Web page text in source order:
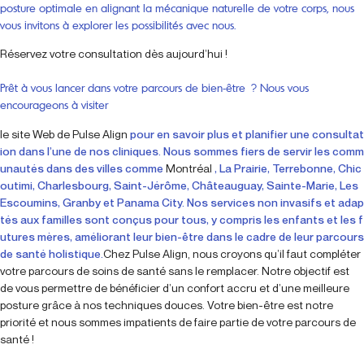
posture optimale en alignant la mécanique naturelle de votre corps, nous
vous invitons à explorer les possibilités avec nous.
Réservez votre consultation dès aujourd’hui !
Prêt à vous lancer dans votre parcours de bien-être ? Nous vous
encourageons à visiter
le site Web de Pulse Align pour en savoir plus et planifier une consultat
ion dans l’une de nos cliniques. Nous sommes fiers de servir les comm
unautés dans des villes comme Montréal , La Prairie, Terrebonne, Chic
outimi, Charlesbourg, Saint-Jérôme, Châteauguay, Sainte-Marie, Les
Escoumins, Granby et Panama City. Nos services non invasifs et adap
tés aux familles sont conçus pour tous, y compris les enfants et les f
utures mères, améliorant leur bien-être dans le cadre de leur parcours
de santé holistique. Chez Pulse Align, nous croyons qu’il faut compléter
votre parcours de soins de santé sans le remplacer. Notre objectif est
de vous permettre de bénéficier d’un confort accru et d’une meilleure
posture grâce à nos techniques douces. Votre bien-être est notre
priorité et nous sommes impatients de faire partie de votre parcours de
santé !